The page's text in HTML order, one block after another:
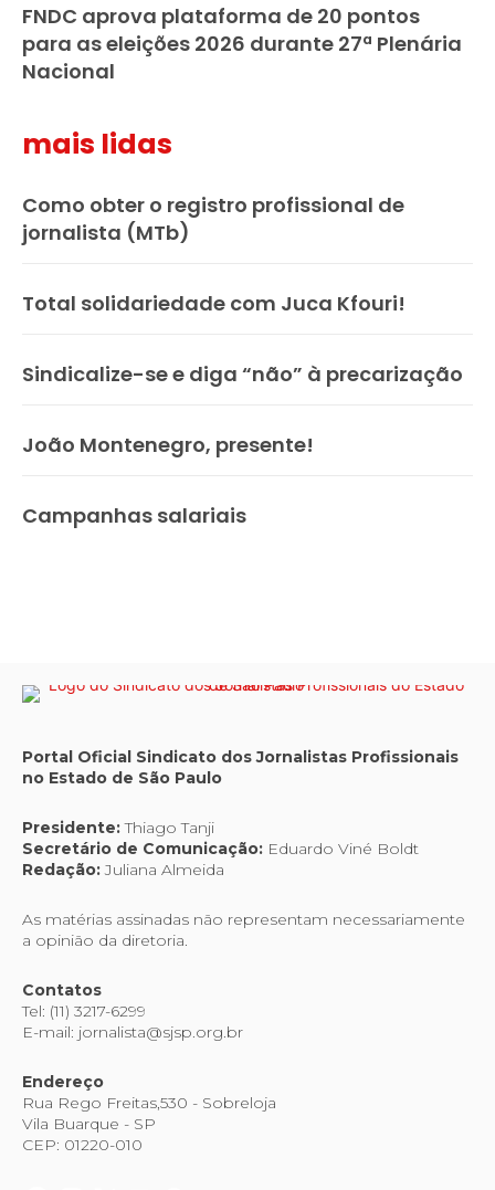
FNDC aprova plataforma de 20 pontos
para as eleições 2026 durante 27ª Plenária
Nacional
mais lidas
Como obter o registro profissional de
jornalista (MTb)
Total solidariedade com Juca Kfouri!
Sindicalize-se e diga “não” à precarização
João Montenegro, presente!
Campanhas salariais
Portal Oficial Sindicato dos Jornalistas Profissionais
no Estado de São Paulo
Presidente:Thiago Tanji
Secretário de Comunicação: Eduardo Viné Boldt
Redação:Juliana Almeida
As matérias assinadas não representam necessariamente
a opinião da diretoria.
Contatos
Tel: (11) 3217-6299
E-mail: jornalista@sjsp.org.br
Endereço
Rua Rego Freitas,530 - Sobreloja
Vila Buarque - SP
CEP: 01220-010